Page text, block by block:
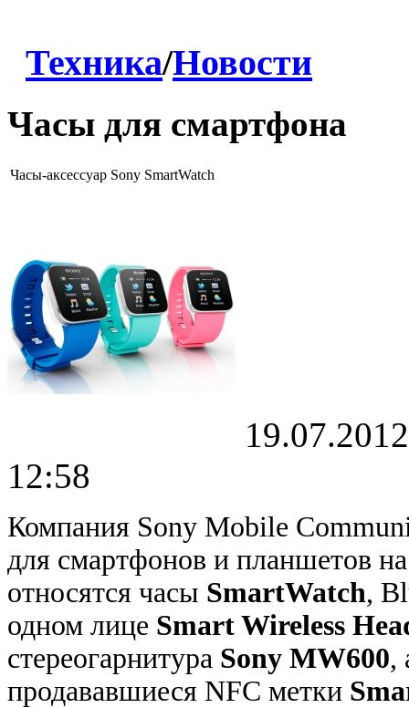
Техника/Новости
Часы для смартфона
Часы-аксессуар Sony SmartWatch
19.07.2012
12:58
Компания Sony Mobile
для смартфонов и планшетов
относятся часы SmartWatch,
одном лице Smart Wireless
стереогарнитура Sony MW600,
продававшиеся NFC метки